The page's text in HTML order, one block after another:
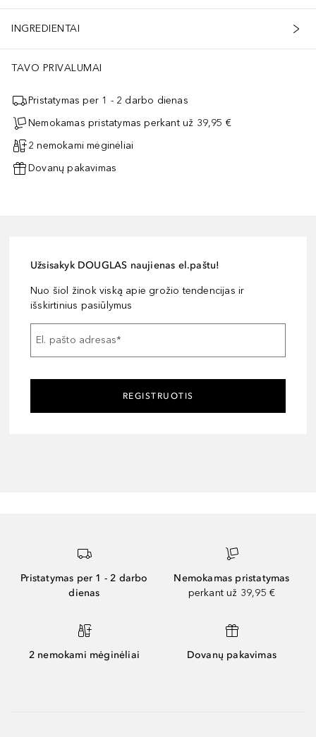
INGREDIENTAI
TAVO PRIVALUMAI
Pristatymas per 1 - 2 darbo dienas
Nemokamas pristatymas perkant už 39,95 €
2 nemokami mėginėliai
Dovanų pakavimas
Užsisakyk DOUGLAS naujienas el.paštu!
Nuo šiol žinok viską apie grožio tendencijas ir
išskirtinius pasiūlymus
El. pašto adresas*
REGISTRUOTIS
Pristatymas per 1 - 2 darbo
dienas
Nemokamas pristatymas
perkant už 39,95 €
2 nemokami mėginėliai Dovanų pakavimas